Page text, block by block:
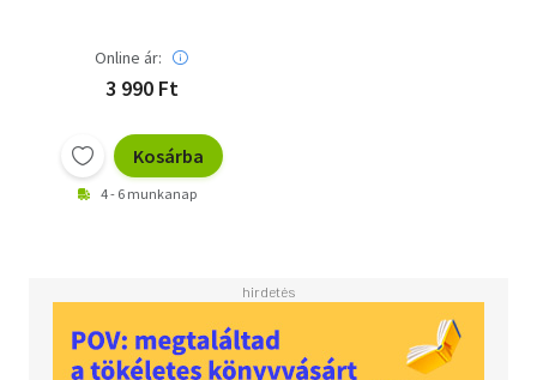
Online ár:
3 990 Ft
Kosárba
4 - 6 munkanap